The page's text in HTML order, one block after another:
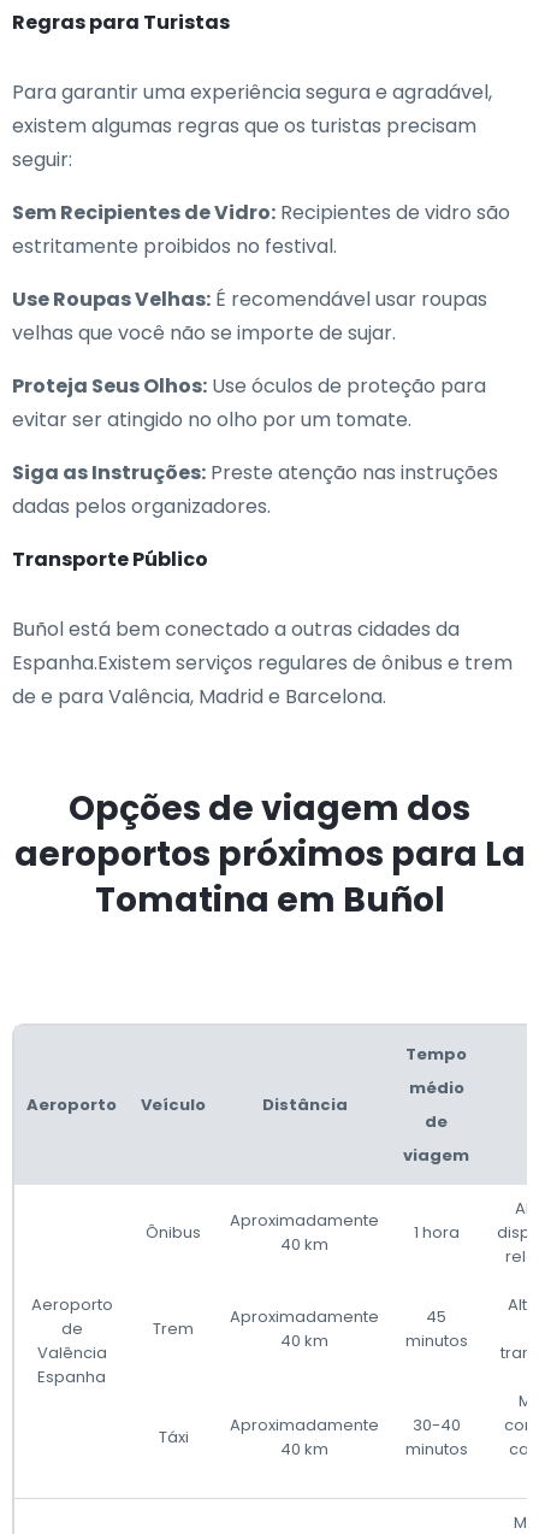
Regras para Turistas
Para garantir uma experiência segura e agradável,
existem algumas regras que os turistas precisam
seguir:
Sem Recipientes de Vidro: Recipientes de vidro são
estritamente proibidos no festival.
Use Roupas Velhas: É recomendável usar roupas
velhas que você não se importe de sujar.
Proteja Seus Olhos: Use óculos de proteção para
evitar ser atingido no olho por um tomate.
Siga as Instruções: Preste atenção nas instruções
dadas pelos organizadores.
Transporte Público
Buñol está bem conectado a outras cidades da
Espanha.Existem serviços regulares de ônibus e trem
de e para Valência, Madrid e Barcelona.
Opções de viagem dos
aeroportos próximos para La
Tomatina em Buñol
Aeroporto Veículo Distância
Tempo
médio
de
viagem
Aeroporto
de
Valência
Espanha
Ônibus
Aproximadamente
40 km
1 hora
Trem
Aproximadamente
40 km
45
minutos
Táxi
Aproximadamente
40 km
30-40
minutos